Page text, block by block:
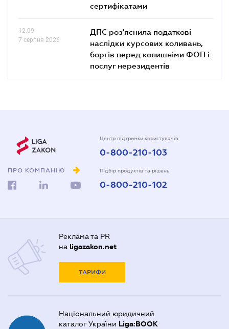
сертифікатами
12.09
7 серпня 2026
ДПС роз'яснила податкові
наслідки курсових коливань,
боргів перед колишніми ФОП і
послуг нерезидентів
ПРО КОМПАНІЮ
Центр підтримки користувачів
0-800-210-103
Підбір продуктів та рішень
0-800-210-102
Реклама та PR
на ligazakon.net
ТАРИФИ
Національний юридичний
каталог України Liga:BOOK